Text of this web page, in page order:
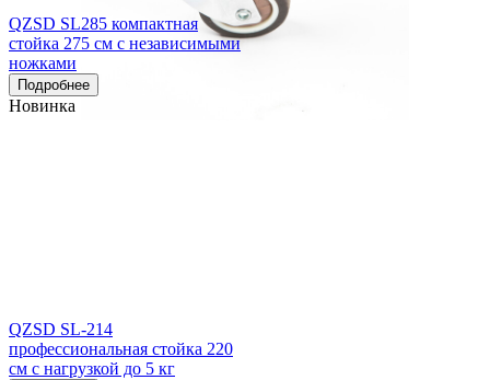
QZSD SL285 компактная
стойка 275 см с независимыми
ножками
Подробнее
Новинка
QZSD SL-214
профессиональная стойка 220
см с нагрузкой до 5 кг